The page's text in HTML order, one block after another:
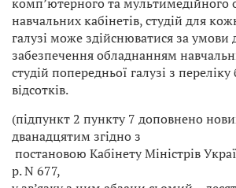
навчальних кабінетів, студій для
галузі може здійснюватися за умови
забезпечення обладнанням
студій попередньої галузі з
відсотків.
(підпункт 2 пункту 7 доповнено
дванадцятим згідно з
постановою Кабінету Міністрів
р. N 677,